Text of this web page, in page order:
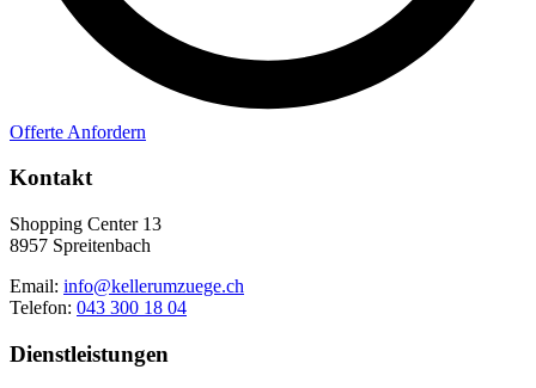
Offerte Anfordern
Kontakt
Shopping Center 13
8957 Spreitenbach
Email: info@kellerumzuege.ch
Telefon: 043 300 18 04
Dienstleistungen